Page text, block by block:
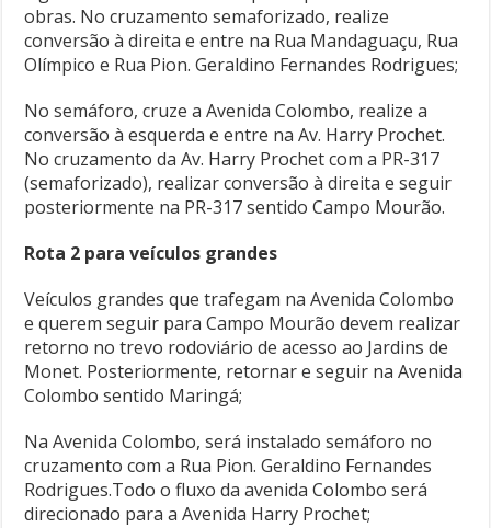
obras. No cruzamento semaforizado, realize
conversão à direita e entre na Rua Mandaguaçu, Rua
Olímpico e Rua Pion. Geraldino Fernandes Rodrigues;
No semáforo, cruze a Avenida Colombo, realize a
conversão à esquerda e entre na Av. Harry Prochet.
No cruzamento da Av. Harry Prochet com a PR-317
(semaforizado), realizar conversão à direita e seguir
posteriormente na PR-317 sentido Campo Mourão.
Rota 2 para veículos grandes
Veículos grandes que trafegam na Avenida Colombo
e querem seguir para Campo Mourão devem realizar
retorno no trevo rodoviário de acesso ao Jardins de
Monet. Posteriormente, retornar e seguir na Avenida
Colombo sentido Maringá;
Na Avenida Colombo, será instalado semáforo no
cruzamento com a Rua Pion. Geraldino Fernandes
Rodrigues.Todo o fluxo da avenida Colombo será
direcionado para a Avenida Harry Prochet;